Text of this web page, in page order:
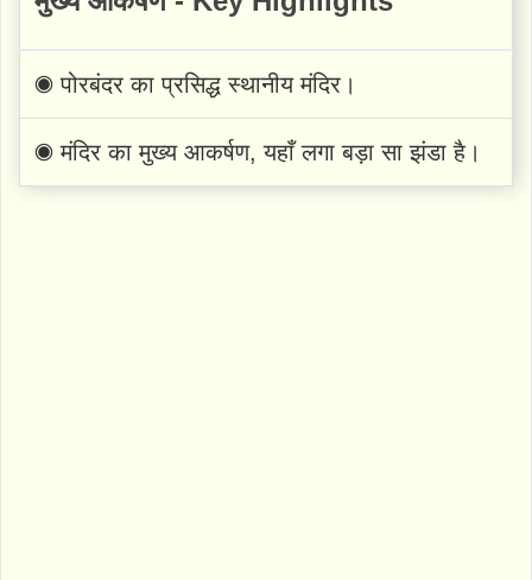
◉ पोरबंदर का प्रसिद्ध स्थानीय मंदिर।
◉ मंदिर का मुख्य आकर्षण, यहाँ लगा बड़ा सा झंडा है।